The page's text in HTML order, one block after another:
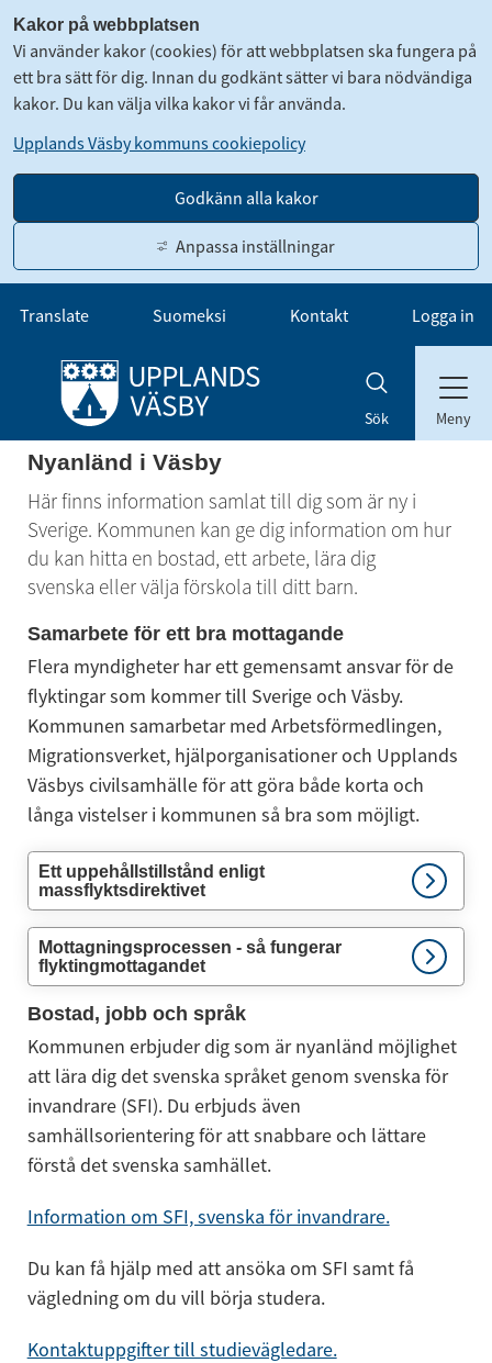
Kakor på webbplatsen
Vi använder kakor (cookies) för att webbplatsen ska fungera på
ett bra sätt för dig. Innan du godkänt sätter vi bara nödvändiga
kakor. Du kan välja vilka kakor vi får använda.
Upplands Väsby kommuns cookiepolicy
Godkänn alla kakor
Anpassa inställningar
Gå till innehåll
Translate Suomeksi Kontakt Logga in
Sök Meny
Nyanländ i Väsby
Här finns information samlat till dig som är ny i
Sverige. Kommunen kan ge dig information om hur
du kan hitta en bostad, ett arbete, lära dig
svenska eller välja förskola till ditt barn.
Samarbete för ett bra mottagande
Flera myndigheter har ett gemensamt ansvar för de
flyktingar som kommer till Sverige och Väsby.
Kommunen samarbetar med Arbetsförmedlingen,
Migrationsverket, hjälporganisationer och Upplands
Väsbys civilsamhälle för att göra både korta och
långa vistelser i kommunen så bra som möjligt.
Ett uppehållstillstånd enligt
massflyktsdirektivet
Mottagningsprocessen - så fungerar
flyktingmottagandet
Bostad, jobb och språk
Kommunen erbjuder dig som är nyanländ möjlighet
att lära dig det svenska språket genom svenska för
invandrare (SFI). Du erbjuds även
samhällsorientering för att snabbare och lättare
förstå det svenska samhället.
Information om SFI, svenska för invandrare.
Du kan få hjälp med att ansöka om SFI samt få
vägledning om du vill börja studera.
Kontaktuppgifter till studievägledare.